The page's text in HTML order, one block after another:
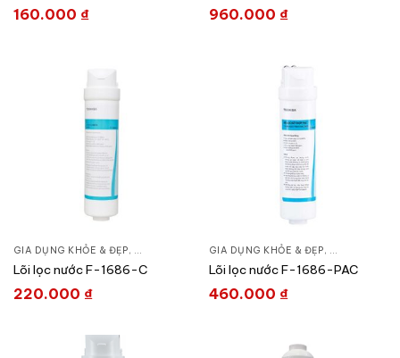
160.000 ₫ 960.000 ₫
GIA DỤNG KHỎE & ĐẸP, LỌC NƯỚC & MÁY NƯỚC NÓNG, LÕI MÁY LỌC NƯỚC
Lõi lọc nước F-1686-C
220.000 ₫
GIA DỤNG KHỎE & ĐẸP, LỌC NƯỚC &
Lõi lọc nước F-1686-PAC
460.000 ₫